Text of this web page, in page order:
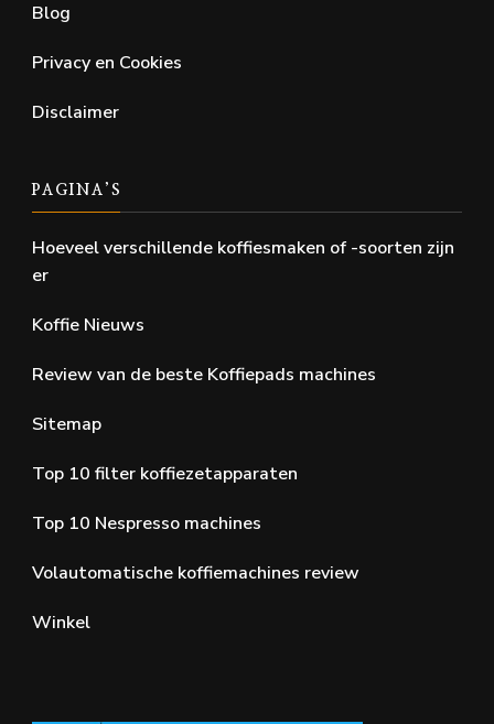
Blog
Privacy en Cookies
Disclaimer
PAGINA’S
Hoeveel verschillende koffiesmaken of -soorten zijn
er
Koffie Nieuws
Review van de beste Koffiepads machines
Sitemap
Top 10 filter koffiezetapparaten
Top 10 Nespresso machines
Volautomatische koffiemachines review
Winkel